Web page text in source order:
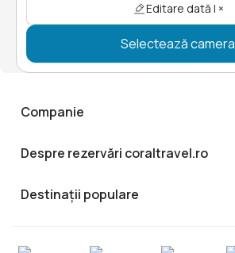
Editare dată | ×
Selectează camera
Companie
Despre rezervări coraltravel.ro
Destinații populare